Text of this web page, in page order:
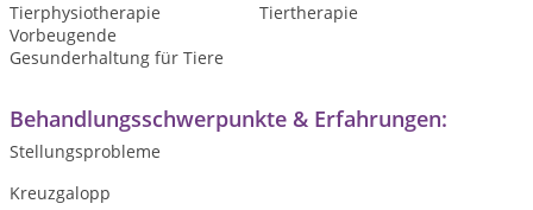
Tierphysiotherapie
Tiertherapie
Vorbeugende
Gesunderhaltung für Tiere
Behandlungsschwerpunkte & Erfahrungen:
Stellungsprobleme
Kreuzgalopp